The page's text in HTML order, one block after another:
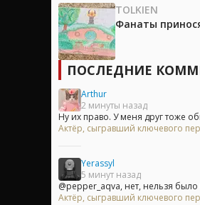
TOLKIEN
Фанаты
ПОСЛЕДНИЕ
Arthur
2 минуты назад
Ну их право. У меня друг тоже
Актёр, сыгравший ключевого
Yerassyl
5 минут назад
@pepper_aqva, нет, нельзя
Актёр, сыгравший ключевого